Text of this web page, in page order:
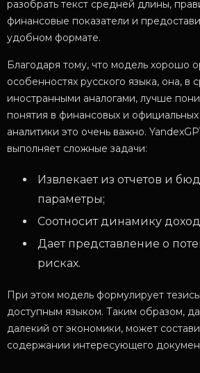
разобрать текст средней длины,
финансовые показатели и
удобном формате.
Благодаря тому, что модель хорошо
особенностях русского языка, она, в
иностранными аналогами, лучше
понятия в финансовых и официальных
аналитики это очень важно.
выполняет сложные задачи:
Извлекает из отчетов и
параметры;
Соотносит динамику
Дает представление о
рисках.
При этом модель формулирует
доступным языком. Таким образом,
далекий от экономики, может
содержании интересующего